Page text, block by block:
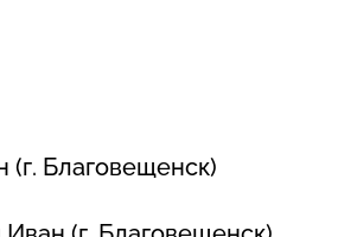
(г. Благовещенск)